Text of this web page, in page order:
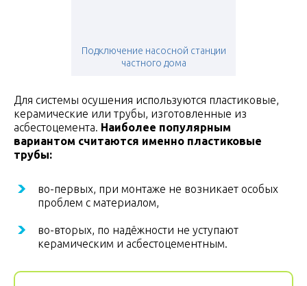
Подключение насосной станции
частного дома
Для системы осушения используются пластиковые,
керамические или трубы, изготовленные из
асбестоцемента. Наиболее популярным
вариантом считаются именно пластиковые
трубы:
во-первых, при монтаже не возникает особых
проблем с материалом,
во-вторых, по надёжности не уступают
керамическим и асбестоцементным.